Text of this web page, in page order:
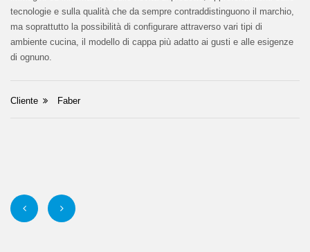
tecnologie e sulla qualità che da sempre contraddistinguono il marchio,
ma soprattutto la possibilità di configurare attraverso vari tipi di
ambiente cucina, il modello di cappa più adatto ai gusti e alle esigenze
di ognuno.
Cliente Faber